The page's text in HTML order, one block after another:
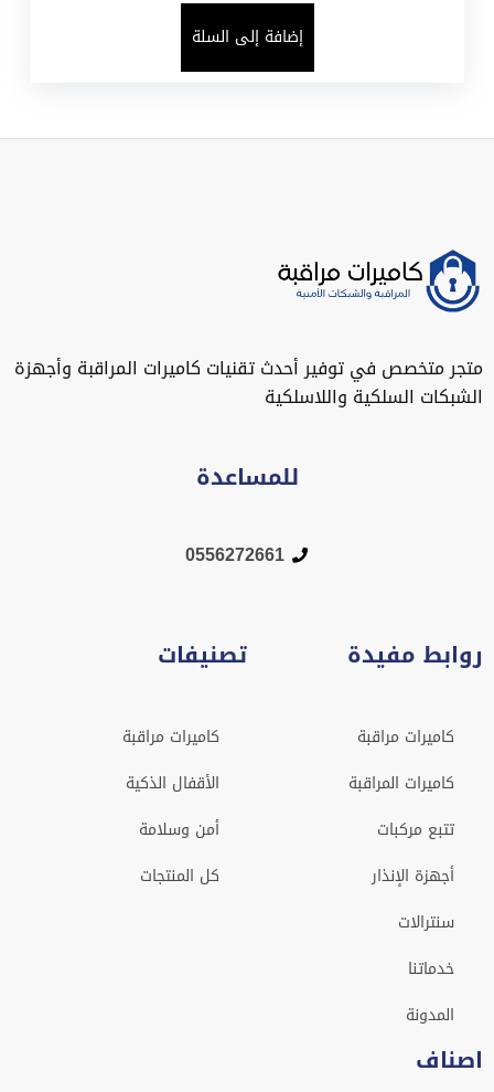
إضافة إلى السلة
متجر متخصص في توفير أحدث تقنيات كاميرات المراقبة وأجهزة
الشبكات السلكية واللاسلكية
للمساعدة
0556272661
روابط مفيدة
كاميرات مراقبة
كاميرات المراقبة
تتبع مركبات
أجهزة الإنذار
سنترالات
خدماتنا
المدونة
تصنيفات
كاميرات مراقبة
الأقفال الذكية
أمن وسلامة
كل المنتجات
اصناف